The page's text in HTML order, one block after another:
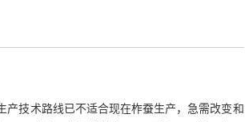
技术路线已不适合现在柞蚕生产，急需改变和